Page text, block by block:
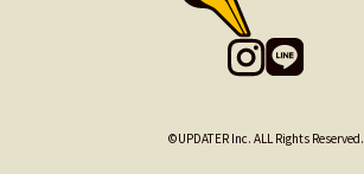
©UPDATER Inc. ALL Rights Reserved.